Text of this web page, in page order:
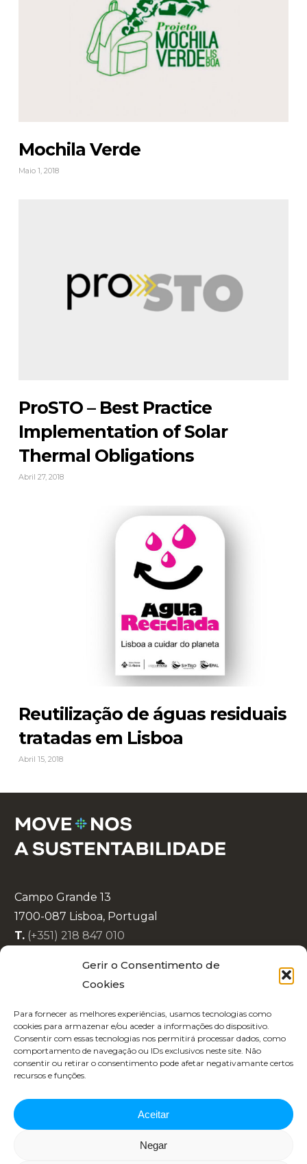
Gerir o Consentimento de
Cookies
Para fornecer as melhores experiências, usamos tecnologias como
cookies para armazenar e/ou aceder a informações do dispositivo.
Consentir com essas tecnologias nos permitirá processar dados, como
comportamento de navegação ou IDs exclusivos neste site. Não
consentir ou retirar o consentimento pode afetar negativamante certos
recursos e funções.
Aceitar
Negar
Mochila Verde
Maio 1, 2018
ProSTO – Best Practice
Implementation of Solar
Thermal Obligations
Abril 27, 2018
Reutilização de águas residuais
tratadas em Lisboa
Abril 15, 2018
Campo Grande 13
1700-087 Lisboa, Portugal
T. (+351) 218 847 010
Política de Cookies
Código de Conduta
Recrutamento